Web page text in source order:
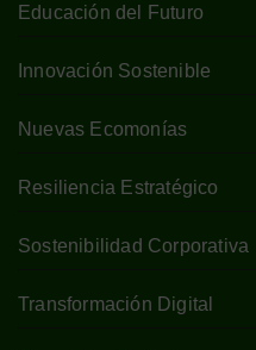
Educación del Futuro
Innovación Sostenible
Nuevas Ecomonías
Resiliencia Estratégico
Sostenibilidad Corporativa
Transformación Digital